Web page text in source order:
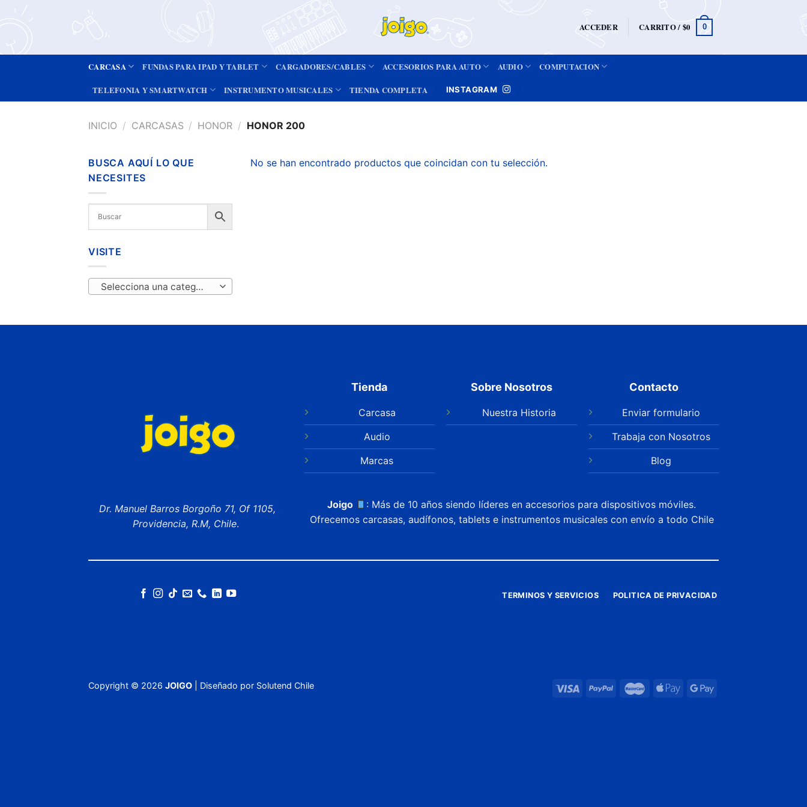
ACCEDER CARRITO / $0 0
CARCASA FUNDAS PARA IPAD Y TABLET CARGADORES/CABLES ACCESORIOS PARA AUTO AUDIO COMPUTACION
TELEFONIA Y SMARTWATCH INSTRUMENTO MUSICALES TIENDA COMPLETA INSTAGRAM
INICIO / CARCASAS / HONOR / HONOR 200
BUSCA AQUÍ LO QUE
NECESITES
VISITE
Selecciona una categoría
No se han encontrado productos que coincidan con tu selección.
Dr. Manuel Barros Borgoño 71, Of 1105,
Providencia, R.M, Chile.
Tienda
Carcasa
Audio
Marcas
Sobre Nosotros
Nuestra Historia
Contacto
Enviar formulario
Trabaja con Nosotros
Blog
Joigo
: Más de 10 años siendo líderes en accesorios para dispositivos móviles.
Ofrecemos carcasas, audífonos, tablets e instrumentos musicales con envío a todo Chile
TERMINOS Y SERVICIOS POLITICA DE PRIVACIDAD
Copyright © 2026 JOIGO | Diseñado por Solutend Chile